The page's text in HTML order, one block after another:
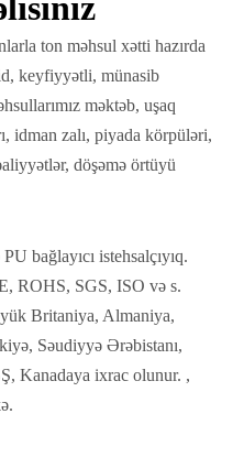
ton məhsul xətti hazırda
keyfiyyətli, münasib
məktəb, uşaq
idman zalı, piyada körpüləri,
döşəmə örtüyü
bağlayıcı istehsalçıyıq.
ROHS, SGS, ISO və s.
Britaniya, Almaniya,
Səudiyyə Ərəbistanı,
Kanadaya ixrac olunur. ,